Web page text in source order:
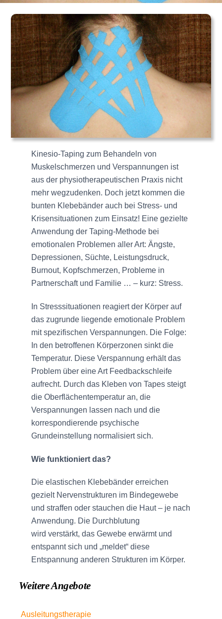
Kinesio-Taping zum Behandeln von
Muskelschmerzen und Verspannungen ist
aus der physiotherapeutischen Praxis nicht
mehr wegzudenken. Doch jetzt kommen die
bunten Klebebänder auch bei Stress- und
Krisensituationen zum Einsatz! Eine gezielte
Anwendung der Taping-Methode bei
emotionalen Problemen aller Art: Ängste,
Depressionen, Süchte, Leistungsdruck,
Burnout, Kopfschmerzen, Probleme in
Partnerschaft und Familie … – kurz: Stress.
In Stresssituationen reagiert der Körper auf
das zugrunde liegende emotionale Problem
mit spezifischen Verspannungen. Die Folge:
In den betroffenen Körperzonen sinkt die
Temperatur. Diese Verspannung erhält das
Problem über eine Art Feedbackschleife
aufrecht. Durch das Kleben von Tapes steigt
die Oberflächentemperatur an, die
Verspannungen lassen nach und die
korrespondierende psychische
Grundeinstellung normalisiert sich.
Wie funktioniert das?
Die elastischen Klebebänder erreichen
gezielt Nervenstrukturen im Bindegewebe
und straffen oder stauchen die Haut – je nach
Anwendung. Die Durchblutung
wird verstärkt, das Gewebe erwärmt und
entspannt sich und „meldet“ diese
Entspannung anderen Strukturen im Körper.
Weitere Angebote
Ausleitungstherapie